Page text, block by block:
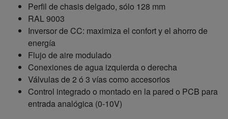
Perfil de chasis delgado, sólo 128 mm
RAL 9003
Inversor de CC: maximiza el confort y el ahorro de
energía
Flujo de aire modulado
Conexiones de agua izquierda o derecha
Válvulas de 2 ó 3 vías como accesorios
Control integrado o montado en la pared o PCB para
entrada analógica (0-10V)